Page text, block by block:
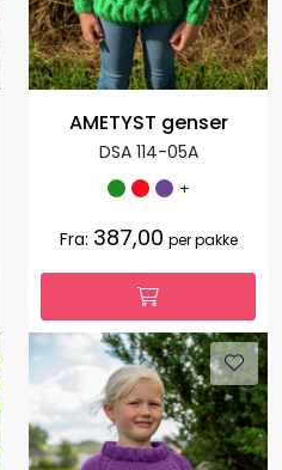
AMETYST genser
DSA 114-05A
+
Fra: 387,00 per pakke